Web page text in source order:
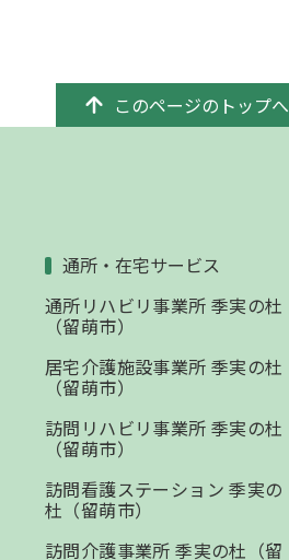
このページのトップへ
通所・在宅サービス
通所リハビリ事業所 季実の杜
（留萌市）
居宅介護施設事業所 季実の杜
（留萌市）
訪問リハビリ事業所 季実の杜
（留萌市）
訪問看護ステーション 季実の
杜（留萌市）
訪問介護事業所 季実の杜（留